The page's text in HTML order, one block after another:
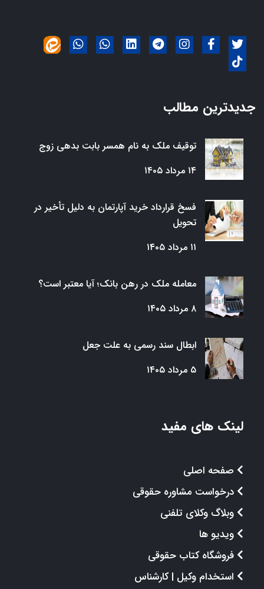
جدیدترین مطالب
توقیف ملک به نام همسر بابت بدهی زوج
۱۴ مرداد ۱۴۰۵
فسخ قرارداد خرید آپارتمان به دلیل تأخیر در
تحویل
۱۱ مرداد ۱۴۰۵
معامله ملک در رهن بانک؛ آیا معتبر است؟
۸ مرداد ۱۴۰۵
ابطال سند رسمی به علت جعل
۵ مرداد ۱۴۰۵
لینک های مفید
صفحه اصلی
درخواست مشاوره حقوقی
وبلاگ وکلای تلفنی
ویدیو ها
فروشگاه کتاب حقوقی
استخدام وکیل | کارشناس